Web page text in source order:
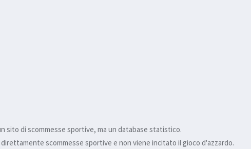
sito di scommesse sportive, ma un database statistico.
scommesse sportive e non viene incitato il gioco d'azzardo.